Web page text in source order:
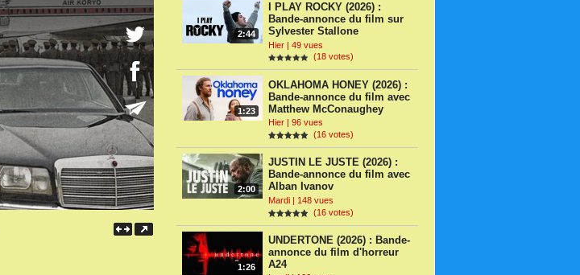
2:44
I PLAY ROCKY (2026) :
Bande-annonce du film sur
Sylvester Stallone
Hier | 49 vues
(18 votes)
1:23
OKLAHOMA HONEY (2026) :
Bande-annonce du film avec
Matthew McConaughey
Hier | 96 vues
(16 votes)
2:00
JUSTIN LE JUSTE (2026) :
Bande-annonce du film avec
Alban Ivanov
Mardi | 148 vues
(16 votes)
1:26
UNDERTONE (2026) : Bande-
annonce du film d'horreur
A24